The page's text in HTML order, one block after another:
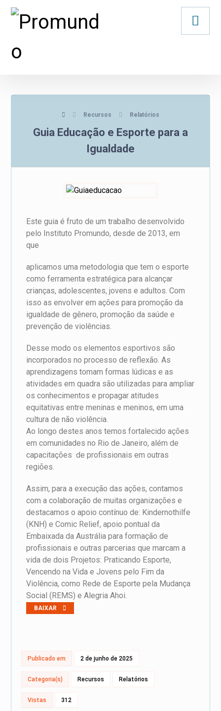
Recursos Relatórios
Guia Educação e Esporte para a
Igualdade
Este guia é fruto de um trabalho desenvolvido
pelo Instituto Promundo, desde de 2013, em
que
aplicamos uma metodologia que tem o esporte
como ferramenta estratégica para alcançar
crianças, adolescentes, jovens e adultos. Com
isso as envolver em ações para promoção da
igualdade de gênero, promoção da saúde e
prevenção de violências.
Desse modo os elementos esportivos são
incorporados no processo de reflexão. As
aprendizagens tomam formas lúdicas e as
atividades em quadra são utilizadas para ampliar
os conhecimentos e propagar atitudes
equitativas entre meninas e meninos, em uma
cultura de não violência.
Ao longo destes anos temos fortalecido ações
em comunidades no Rio de Janeiro, além de
capacitações de profissionais em outras
regiões.
Assim, para a execução das ações, contamos
com a colaboração de muitas organizações e
destacamos o apoio contínuo de: Kindernothilfe
(KNH) e Comic Relief, apoio pontual da
Embaixada da Austrália para formação de
profissionais e outras parcerias que marcam a
vida de dois Projetos: Praticando Esporte,
Vencendo na Vida e Jovens pelo Fim da
Violência, como Rede de Esporte pela Mudança
Social (REMS) e Alegria Ahoi.
BAIXAR
Publicado em 2 de junho de 2025
Categoria(s) Recursos Relatórios
Vistas 312